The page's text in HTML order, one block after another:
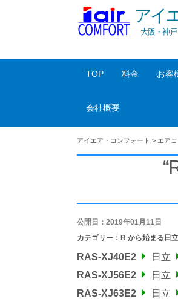
アイ
大阪・神
TOP 料金 お客
会社概要
アイエア・コンフォート > エア
公開日：2019年01月11日
カテゴリー： R から始まる日
RAS-XJ40E2 日立
RAS-XJ56E2
日立
RAS-XJ63E2
日立